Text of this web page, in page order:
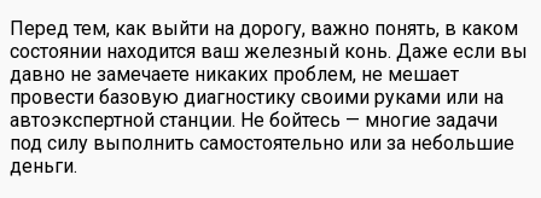
Перед тем, как выйти на дорогу, важно понять, в каком
состоянии находится ваш железный конь. Даже если вы
давно не замечаете никаких проблем, не мешает
провести базовую диагностику своими руками или на
автоэкспертной станции. Не бойтесь — многие задачи
под силу выполнить самостоятельно или за небольшие
деньги.